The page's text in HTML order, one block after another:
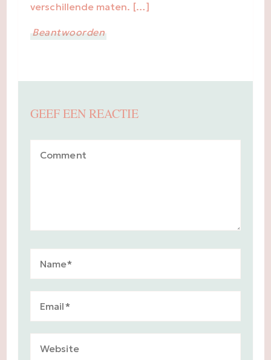
verschillende maten. […]
Beantwoorden
GEEF EEN REACTIE